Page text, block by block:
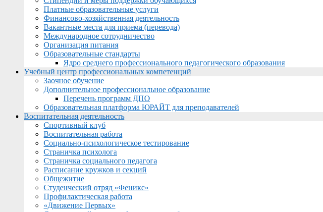
Платные образовательные услуги
Финансово-хозяйственная деятельность
Вакантные места для приема (перевода)
Международное сотрудничество
Организация питания
Образовательные стандарты
Ядро среднего профессионального педагогического образования
Учебный центр профессиональных компетенций
Заочное обучение
Дополнительное профессиональное образование
Перечень программ ДПО
Образовательная платформа ЮРАЙТ для преподавателей
Воспитательная деятельность
Спортивный клуб
Воспитательная работа
Социально-психологическое тестирование
Страничка психолога
Страничка социального педагога
Расписание кружков и секций
Общежитие
Студенческий отряд «Феникс»
Профилактическая работа
«Движение Первых»